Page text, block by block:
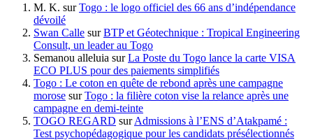
M. K. surTogo : le logo officiel des 66 ans d’indépendance
dévoilé
Swan Calle surBTP et Géotechnique : Tropical Engineering
Consult, un leader au Togo
Semanou alleluia surLa Poste du Togo lance la carte VISA
ECO PLUS pour des paiements simplifiés
Togo : Le coton en quête de rebond après une campagne
morose surTogo : la filière coton vise la relance après une
campagne en demi-teinte
TOGO REGARD surAdmissions à l’ENS d’Atakpamé :
Test psychopédagogique pour les candidats présélectionnés